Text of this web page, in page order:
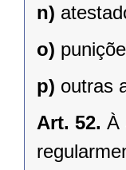
n)
o)
p) outras
Art. 52. À